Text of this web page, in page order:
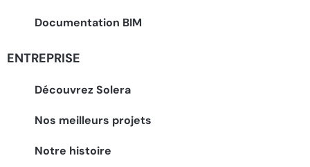
Documentation BIM
ENTREPRISE
Découvrez Solera
Nos meilleurs projets
Notre histoire